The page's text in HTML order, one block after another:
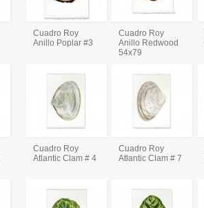
Cuadro Roy
Anillo Poplar #3
Cuadro Roy
Anillo Redwood
54x79
Cuadro Roy
Atlantic Clam # 4
Cuadro Roy
Atlantic Clam # 7